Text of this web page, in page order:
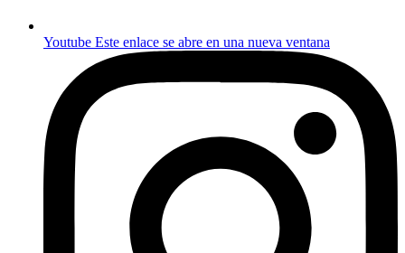
Youtube Este enlace se abre en una nueva ventana